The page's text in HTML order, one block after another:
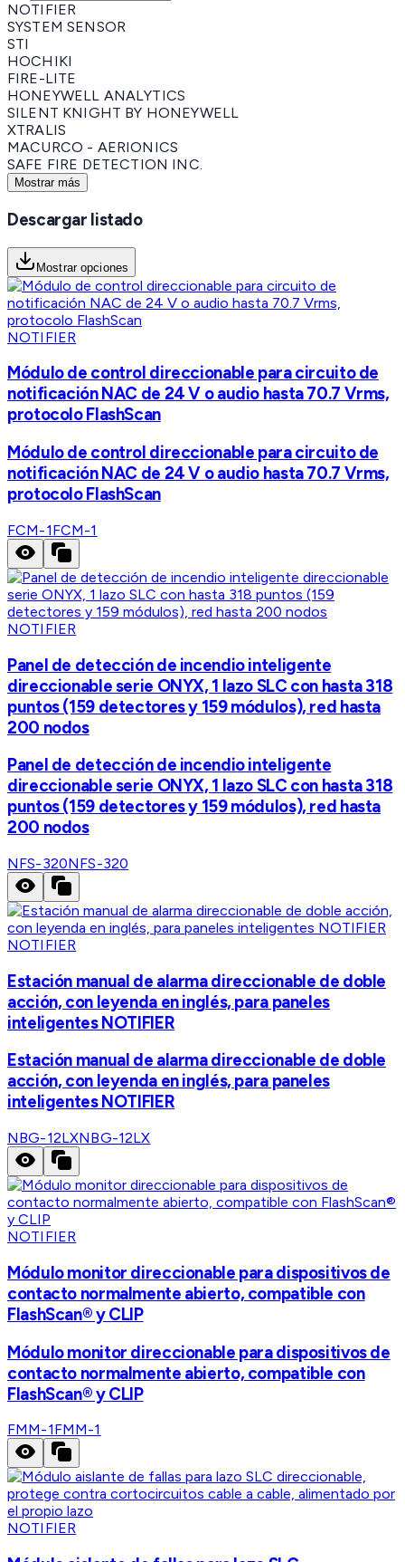
NOTIFIER
SYSTEM SENSOR
STI
HOCHIKI
FIRE-LITE
HONEYWELL ANALYTICS
SILENT KNIGHT BY HONEYWELL
XTRALIS
MACURCO - AERIONICS
SAFE FIRE DETECTION INC.
Mostrar más
Descargar listado
Mostrar opciones
NOTIFIER
Módulo de control direccionable para circuito de
notificación NAC de 24 V o audio hasta 70.7 Vrms,
protocolo FlashScan
Módulo de control direccionable para circuito de
notificación NAC de 24 V o audio hasta 70.7 Vrms,
protocolo FlashScan
FCM-1FCM-1
NOTIFIER
Panel de detección de incendio inteligente
direccionable serie ONYX, 1 lazo SLC con hasta 318
puntos (159 detectores y 159 módulos), red hasta
200 nodos
Panel de detección de incendio inteligente
direccionable serie ONYX, 1 lazo SLC con hasta 318
puntos (159 detectores y 159 módulos), red hasta
200 nodos
NFS-320NFS-320
NOTIFIER
Estación manual de alarma direccionable de doble
acción, con leyenda en inglés, para paneles
inteligentes NOTIFIER
Estación manual de alarma direccionable de doble
acción, con leyenda en inglés, para paneles
inteligentes NOTIFIER
NBG-12LXNBG-12LX
NOTIFIER
Módulo monitor direccionable para dispositivos de
contacto normalmente abierto, compatible con
FlashScan® y CLIP
Módulo monitor direccionable para dispositivos de
contacto normalmente abierto, compatible con
FlashScan® y CLIP
FMM-1FMM-1
NOTIFIER